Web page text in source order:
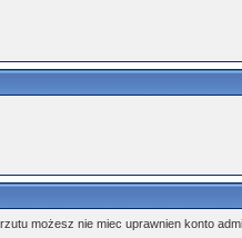
możesz nie miec uprawnien konto